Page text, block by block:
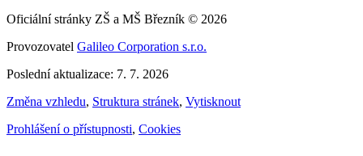
Oficiální stránky ZŠ a MŠ Březník © 2026
Provozovatel Galileo Corporation s.r.o.
Poslední aktualizace: 7. 7. 2026
Změna vzhledu, Struktura stránek, Vytisknout
Prohlášení o přístupnosti, Cookies